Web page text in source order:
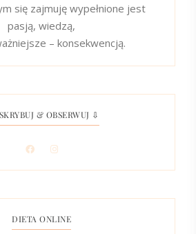
się zajmuję wypełnione jest
pasją, wiedzą,
– konsekwencją.
& OBSERWUJ ⇩
DIETA ONLINE